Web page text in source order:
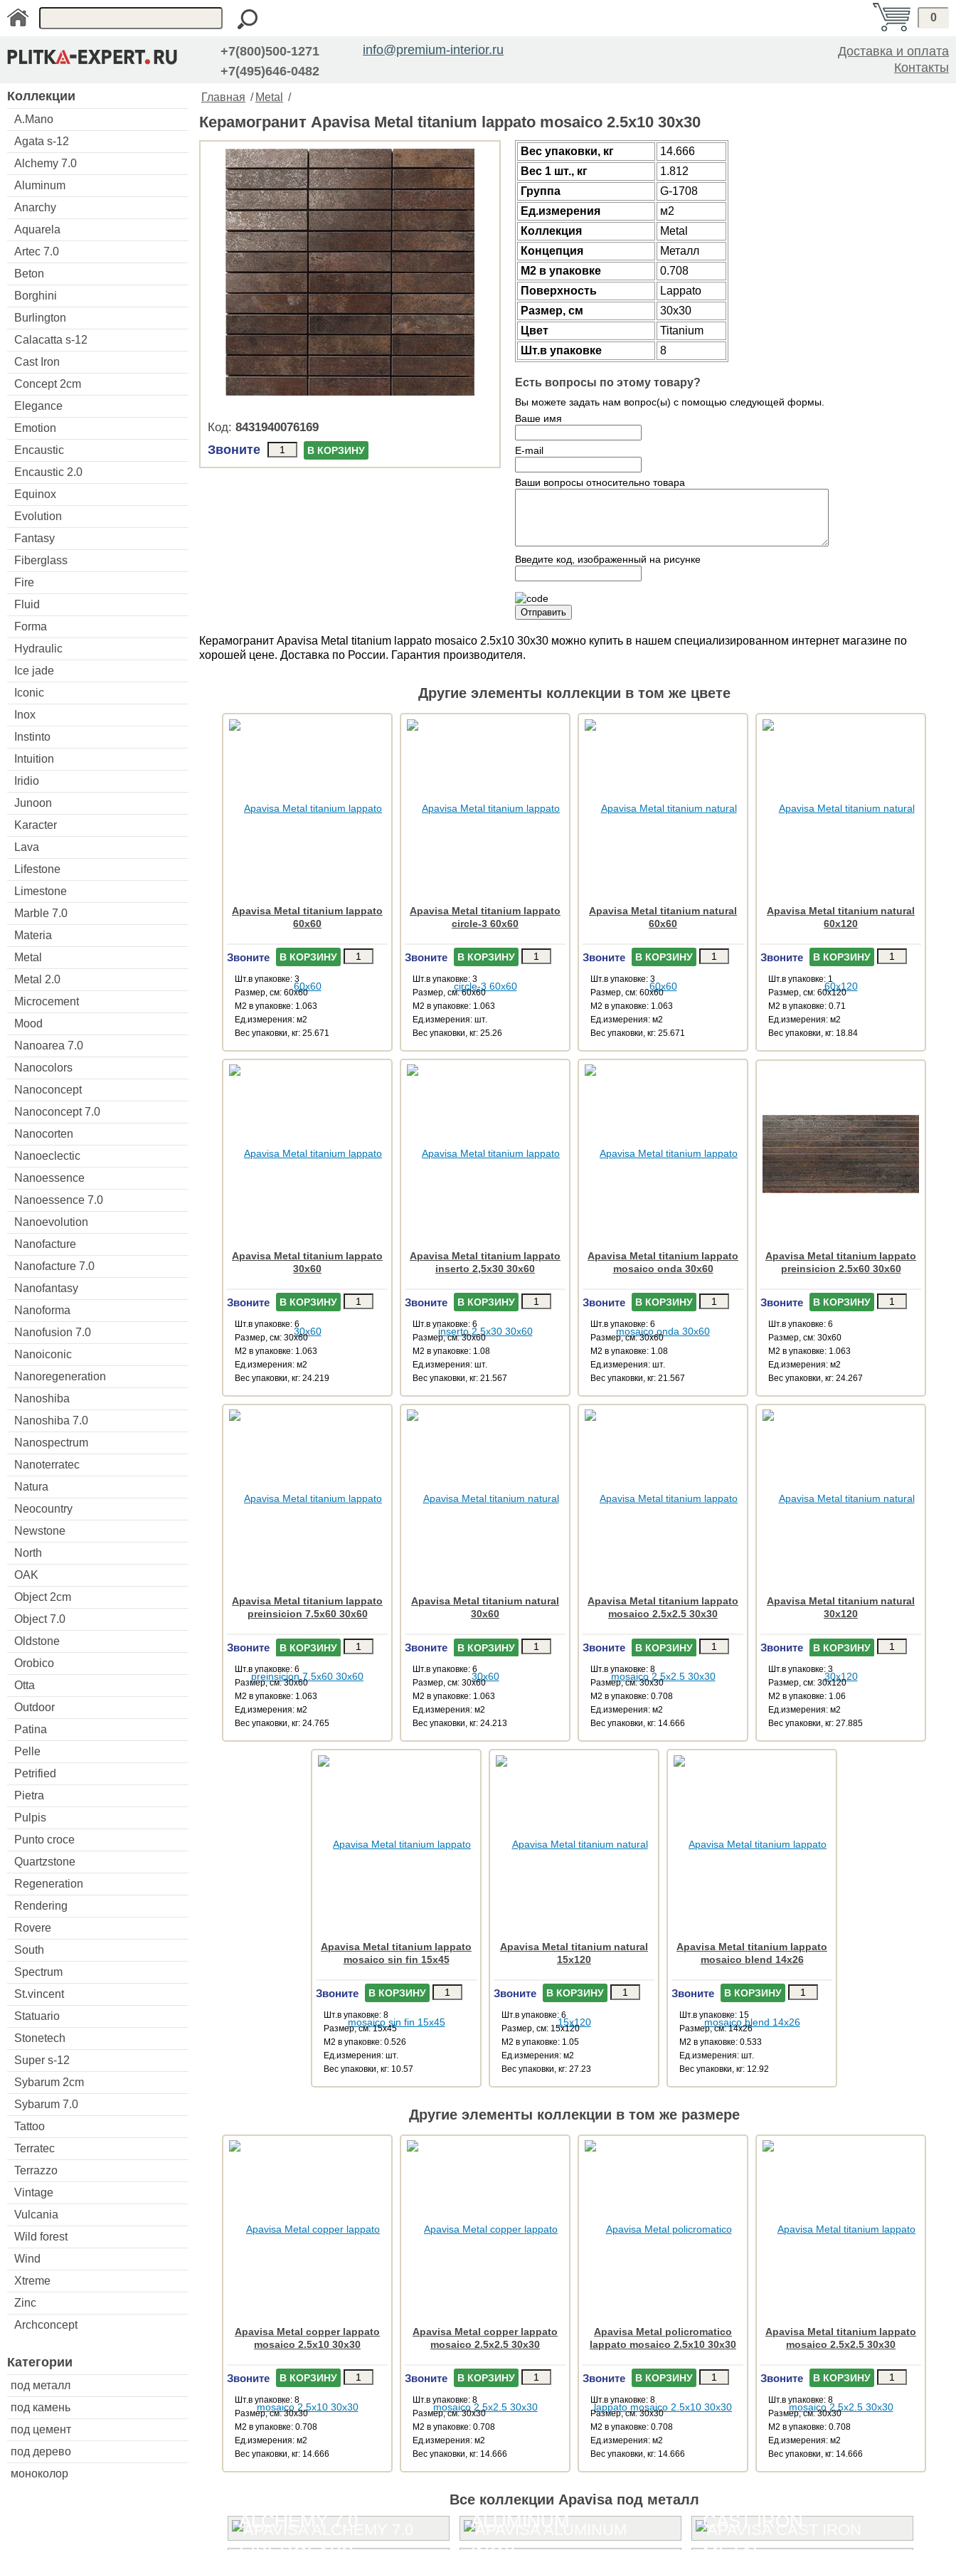
0
+7(800)500-1271
+7(495)646-0482
info@premium-interior.ru
Доставка и оплата
Контакты
Коллекции
A.Mano
Agata s-12
Alchemy 7.0
Aluminum
Anarchy
Aquarela
Artec 7.0
Beton
Borghini
Burlington
Calacatta s-12
Cast Iron
Concept 2cm
Elegance
Emotion
Encaustic
Encaustic 2.0
Equinox
Evolution
Fantasy
Fiberglass
Fire
Fluid
Forma
Hydraulic
Ice jade
Iconic
Inox
Instinto
Intuition
Iridio
Junoon
Karacter
Lava
Lifestone
Limestone
Marble 7.0
Materia
Metal
Metal 2.0
Microcement
Mood
Nanoarea 7.0
Nanocolors
Nanoconcept
Nanoconcept 7.0
Nanocorten
Nanoeclectic
Nanoessence
Nanoessence 7.0
Nanoevolution
Nanofacture
Nanofacture 7.0
Nanofantasy
Nanoforma
Nanofusion 7.0
Nanoiconic
Nanoregeneration
Nanoshiba
Nanoshiba 7.0
Nanospectrum
Nanoterratec
Natura
Neocountry
Newstone
North
OAK
Object 2cm
Object 7.0
Oldstone
Orobico
Otta
Outdoor
Patina
Pelle
Petrified
Pietra
Pulpis
Punto croce
Quartzstone
Regeneration
Rendering
Rovere
South
Spectrum
St.vincent
Statuario
Stonetech
Super s-12
Sybarum 2cm
Sybarum 7.0
Tattoo
Terratec
Terrazzo
Vintage
Vulcania
Wild forest
Wind
Xtreme
Zinc
Archconcept
Категории
под металл
под камень
под цемент
под дерево
моноколор
Главная / Metal /
Керамогранит Apavisa Metal titanium lappato mosaico 2.5x10 30x30
Код: 8431940076169
Звоните В КОРЗИНУ
Веc упаковки, кг
14.666
Вес 1 шт., кг
1.812
Группа
G-1708
Ед.измерения
м2
Коллекция
Metal
Концепция
Металл
М2 в упаковке
0.708
Поверхность
Lappato
Размер, см
30x30
Цвет
Titanium
Шт.в упаковке
8
Есть вопросы по этому товару?
Вы можете задать нам вопрос(ы) с помощью следующей формы.
Ваше имя
E-mail
Ваши вопросы относительно товара
Введите код, изображенный на рисунке
Отправить
Керамогранит Apavisa Metal titanium lappato mosaico 2.5x10 30x30 можно купить в нашем специализированном интернет магазине по
хорошей цене. Доставка по России. Гарантия производителя.
Другие элементы коллекции в том же цвете
Apavisa Metal titanium lappato
60x60
Звоните В КОРЗИНУ
Шт.в упаковке: 3
Размер, см: 60x60
М2 в упаковке: 1.063
Ед.измерения: м2
Веc упаковки, кг: 25.671
Apavisa Metal titanium lappato
circle-3 60x60
Звоните В КОРЗИНУ
Шт.в упаковке: 3
Размер, см: 60x60
М2 в упаковке: 1.063
Ед.измерения: шт.
Веc упаковки, кг: 25.26
Apavisa Metal titanium natural
60x60
Звоните В КОРЗИНУ
Шт.в упаковке: 3
Размер, см: 60x60
М2 в упаковке: 1.063
Ед.измерения: м2
Веc упаковки, кг: 25.671
Apavisa Metal titanium natural
60x120
Звоните В КОРЗИНУ
Шт.в упаковке: 1
Размер, см: 60x120
М2 в упаковке: 0.71
Ед.измерения: м2
Веc упаковки, кг: 18.84
Apavisa Metal titanium lappato
30x60
Звоните В КОРЗИНУ
Шт.в упаковке: 6
Размер, см: 30x60
М2 в упаковке: 1.063
Ед.измерения: м2
Веc упаковки, кг: 24.219
Apavisa Metal titanium lappato
inserto 2,5x30 30x60
Звоните В КОРЗИНУ
Шт.в упаковке: 6
Размер, см: 30x60
М2 в упаковке: 1.08
Ед.измерения: шт.
Веc упаковки, кг: 21.567
Apavisa Metal titanium lappato
mosaico onda 30x60
Звоните В КОРЗИНУ
Шт.в упаковке: 6
Размер, см: 30x60
М2 в упаковке: 1.08
Ед.измерения: шт.
Веc упаковки, кг: 21.567
Apavisa Metal titanium lappato
preinsicion 2.5x60 30x60
Звоните В КОРЗИНУ
Шт.в упаковке: 6
Размер, см: 30x60
М2 в упаковке: 1.063
Ед.измерения: м2
Веc упаковки, кг: 24.267
Apavisa Metal titanium lappato
preinsicion 7.5x60 30x60
Звоните В КОРЗИНУ
Шт.в упаковке: 6
Размер, см: 30x60
М2 в упаковке: 1.063
Ед.измерения: м2
Веc упаковки, кг: 24.765
Apavisa Metal titanium natural
30x60
Звоните В КОРЗИНУ
Шт.в упаковке: 6
Размер, см: 30x60
М2 в упаковке: 1.063
Ед.измерения: м2
Веc упаковки, кг: 24.213
Apavisa Metal titanium lappato
mosaico 2.5x2.5 30x30
Звоните В КОРЗИНУ
Шт.в упаковке: 8
Размер, см: 30x30
М2 в упаковке: 0.708
Ед.измерения: м2
Веc упаковки, кг: 14.666
Apavisa Metal titanium natural
30x120
Звоните В КОРЗИНУ
Шт.в упаковке: 3
Размер, см: 30x120
М2 в упаковке: 1.06
Ед.измерения: м2
Веc упаковки, кг: 27.885
Apavisa Metal titanium lappato
mosaico sin fin 15x45
Звоните В КОРЗИНУ
Шт.в упаковке: 8
Размер, см: 15x45
М2 в упаковке: 0.526
Ед.измерения: шт.
Веc упаковки, кг: 10.57
Apavisa Metal titanium natural
15x120
Звоните В КОРЗИНУ
Шт.в упаковке: 6
Размер, см: 15x120
М2 в упаковке: 1.05
Ед.измерения: м2
Веc упаковки, кг: 27.23
Apavisa Metal titanium lappato
mosaico blend 14x26
Звоните В КОРЗИНУ
Шт.в упаковке: 15
Размер, см: 14x26
М2 в упаковке: 0.533
Ед.измерения: шт.
Веc упаковки, кг: 12.92
Другие элементы коллекции в том же размере
Apavisa Metal copper lappato
mosaico 2.5x10 30x30
Звоните В КОРЗИНУ
Шт.в упаковке: 8
Размер, см: 30x30
М2 в упаковке: 0.708
Ед.измерения: м2
Веc упаковки, кг: 14.666
Apavisa Metal copper lappato
mosaico 2.5x2.5 30x30
Звоните В КОРЗИНУ
Шт.в упаковке: 8
Размер, см: 30x30
М2 в упаковке: 0.708
Ед.измерения: м2
Веc упаковки, кг: 14.666
Apavisa Metal policromatico
lappato mosaico 2.5x10 30x30
Звоните В КОРЗИНУ
Шт.в упаковке: 8
Размер, см: 30x30
М2 в упаковке: 0.708
Ед.измерения: м2
Веc упаковки, кг: 14.666
Apavisa Metal titanium lappato
mosaico 2.5x2.5 30x30
Звоните В КОРЗИНУ
Шт.в упаковке: 8
Размер, см: 30x30
М2 в упаковке: 0.708
Ед.измерения: м2
Веc упаковки, кг: 14.666
Все коллекции Apavisa под металл
ALCHEMY 7.0 ALUMINUM
CAST IRON